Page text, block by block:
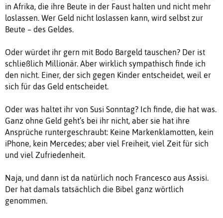
in Afrika, die ihre Beute in der Faust halten und nicht mehr
loslassen. Wer Geld nicht loslassen kann, wird selbst zur
Beute – des Geldes.
Oder würdet ihr gern mit Bodo Bargeld tauschen? Der ist
schließlich Millionär. Aber wirklich sympathisch finde ich
den nicht. Einer, der sich gegen Kinder entscheidet, weil er
sich für das Geld entscheidet.
Oder was haltet ihr von Susi Sonntag? Ich finde, die hat was.
Ganz ohne Geld geht’s bei ihr nicht, aber sie hat ihre
Ansprüche runtergeschraubt: Keine Markenklamotten, kein
iPhone, kein Mercedes; aber viel Freiheit, viel Zeit für sich
und viel Zufriedenheit.
Naja, und dann ist da natürlich noch Francesco aus Assisi.
Der hat damals tatsächlich die Bibel ganz wörtlich
genommen.